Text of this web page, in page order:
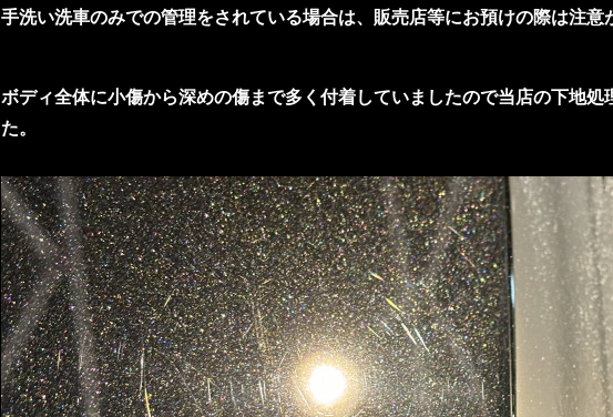
手洗い洗車のみでの管理をされている場合は、販売店等にお預けの際は注意
ボディ全体に小傷から深めの傷まで多く付着していましたので当店の下地
た。